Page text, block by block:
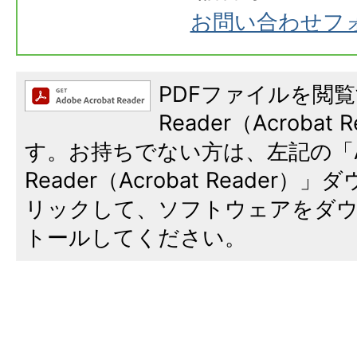
お問い合わせフ
PDFファイルを閲
Reader（Acrobat
す。お持ちでない方は、左記の
Reader（Acrobat Reader）」ダ
リックして、ソフトウェアをダ
トールしてください。